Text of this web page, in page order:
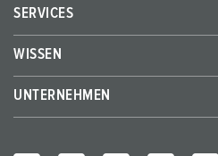
SERVICES
WISSEN
UNTERNEHMEN